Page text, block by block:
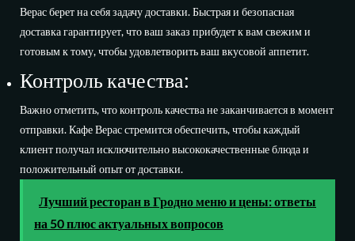
Верас берет на себя задачу доставки. Быстрая и безопасная
доставка гарантирует, что ваш заказ прибудет к вам свежим и
готовым к тому, чтобы удовлетворить ваш вкусовой аппетит.
Контроль качества:
Важно отметить, что контроль качества не заканчивается в момент
отправки. Кафе Верас стремится обеспечить, чтобы каждый
клиент получал исключительно высококачественные блюда и
положительный опыт от доставки.
Лучший ресторан в Гродно меню и цены: ответы
на 50 плюс актуальных вопросов